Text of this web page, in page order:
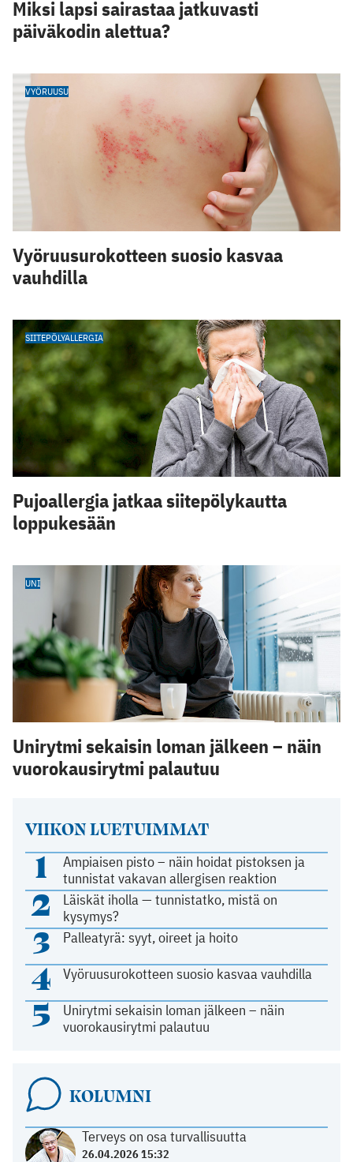
VIIKON LUETUIMMAT
1
Ampiaisen pisto – näin hoidat pistoksen ja
tunnistat vakavan allergisen reaktion
2
Läiskät iholla — tunnistatko, mistä on
kysymys?
3 Palleatyrä: syyt, oireet ja hoito
4 Vyöruusurokotteen suosio kasvaa vauhdilla
5
Unirytmi sekaisin loman jälkeen – näin
vuorokausirytmi palautuu
KOLUMNI
Terveys on osa turvallisuutta
26.04.2026 15:32
Miksi lapsi sairastaa jatkuvasti
päiväkodin alettua?
VYÖRUUSU
Vyöruusurokotteen suosio kasvaa
vauhdilla
SIITEPÖLYALLERGIA
Pujoallergia jatkaa siitepölykautta
loppukesään
UNI
Unirytmi sekaisin loman jälkeen – näin
vuorokausirytmi palautuu